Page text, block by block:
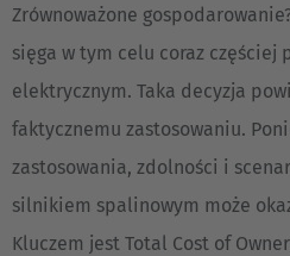
Zrównoważone
sięga w tym celu coraz częściej
elektrycznym. Taka decyzja
faktycznemu zastosowaniu.
zastosowania, zdolności i
silnikiem spalinowym może
Kluczem jest Total Cost of